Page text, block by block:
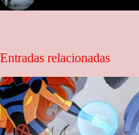
Entradas relacionadas